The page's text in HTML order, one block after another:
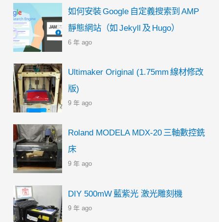
如何安裝 Google 自定義搜索到 AMP
靜態網站（如 Jekyll 及 Hugo）
6 年 ago
Ultimaker Original (1.75mm 線材修改
版)
9 年 ago
Roland MODELA MDX-20 三軸數控銑
床
9 年 ago
DIY 500mW 藍紫光 激光雕刻機
9 年 ago